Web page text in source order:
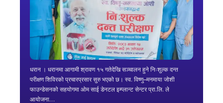
धरान । धरानमा आगामी श्रावण १५ गतेदेखि सञ्चालन हुने निःशुल्क दन्त
परीक्षण शिविरको प्रचारप्रसार सुरु भएको छ। स्व. विष्णु–मनमाया जोशी
फाउन्डेसनको सहयोगमा ओम साई डेनटल इम्प्लान्ट सेन्टर प्रा.लि. ले
आयोजना…